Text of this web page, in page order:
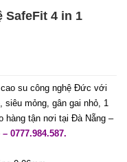
SafeFit 4 in 1
su công nghệ Đức với
mỏng, gân gai nhỏ, 1
hàng tận nơi tại Đà Nẵng –
0777.984.587.